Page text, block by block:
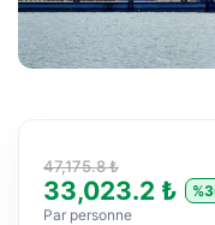
47,175.8 ₺
33,023.2 ₺
Par personne